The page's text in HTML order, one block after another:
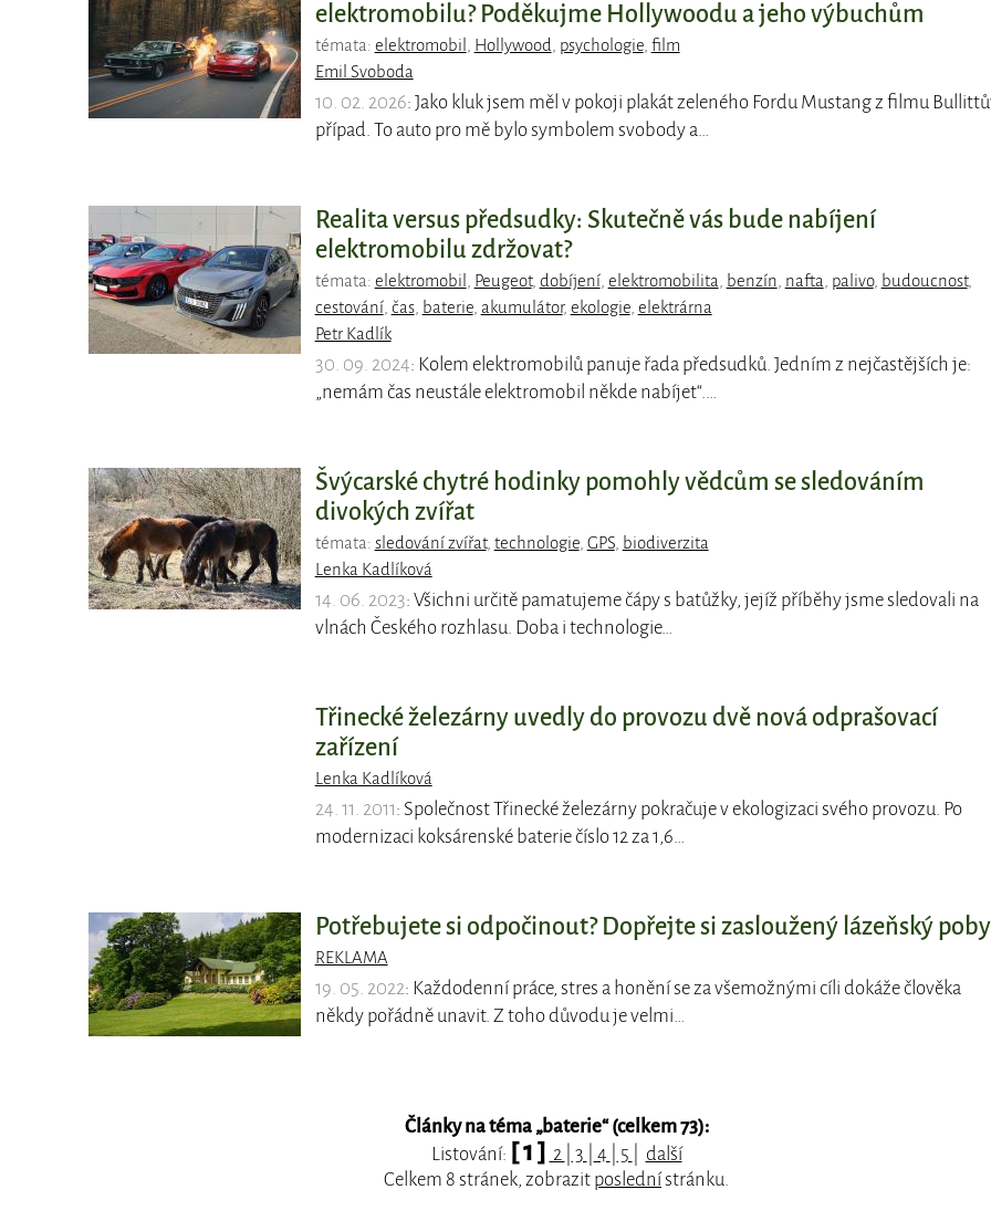
elektromobilu? Poděkujme Hollywoodu a jeho výbuchům
témata: elektromobil Hollywood psychologie, film
Emil Svoboda
10. 02. 2026: Jako kluk jsem měl v pokoji plakát zeleného Fordu Mustang z filmu
případ. To auto pro mě bylo symbolem svobody a…
Realita versus předsudky: Skutečně vás bude nabíjení
elektromobilu zdržovat?
témata: elektromobil Peugeot, dobíjení, elektromobilita benzín nafta palivo, budoucnost,
cestování, čas, baterie, akumulátor, ekologie, elektrárna
Petr Kadlík
30. 09. 2024: Kolem elektromobilů panuje řada předsudků. Jedním z nejčastějších je:
„nemám čas neustále elektromobil někde nabíjet“.…
Švýcarské chytré hodinky pomohly vědcům se sledováním
divokých zvířat
témata: sledování zvířat, technologie, GPS, biodiverzita
Lenka Kadlíková
14. 06. 2023: Všichni určitě pamatujeme čápy s batůžky, jejíž příběhy jsme sledovali na
vlnách Českého rozhlasu. Doba i technologie…
Třinecké železárny uvedly do provozu dvě nová odprašovací
zařízení
Lenka Kadlíková
24. 11. 2011: Společnost Třinecké železárny pokračuje v ekologizaci svého provozu. Po
modernizaci koksárenské baterie číslo 12 za 1,6…
Potřebujete si odpočinout? Dopřejte si zasloužený lázeňský
REKLAMA
19. 05. 2022: Každodenní práce, stres a honění se za všemožnými cíli dokáže člověka
někdy pořádně unavit. Z toho důvodu je velmi…
Články na téma „baterie“ (celkem 73):
Listování: [ 1 ] 2 3 4 5
další
Celkem 8 stránek, zobrazit poslednístránku.